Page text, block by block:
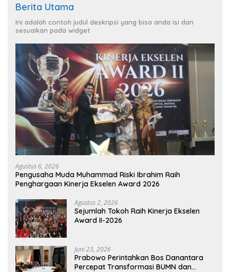
Berita Utama
Ini adalah contoh judul deskripsi yang bisa anda isi dan
sesuaikan pada widget
Agustus 6, 2026
Pengusaha Muda Muhammad Riski Ibrahim Raih
Penghargaan Kinerja Ekselen Award 2026
Agustus 2, 2026
Sejumlah Tokoh Raih Kinerja Ekselen
Award II-2026
Juni 23, 2026
Prabowo Perintahkan Bos Danantara
Percepat Transformasi BUMN dan